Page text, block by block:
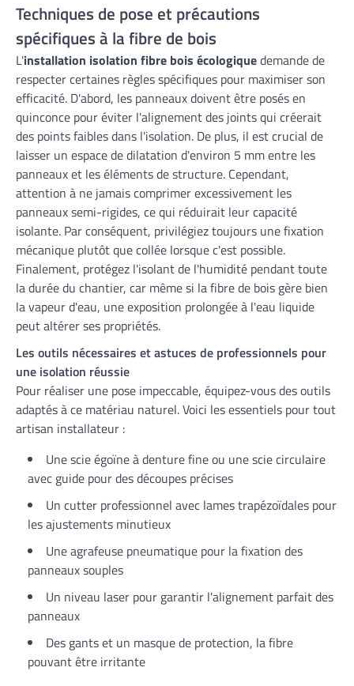
Techniques de pose et précautions
spécifiques à la fibre de bois
L'installation isolation fibre bois écologiquedemande de
respecter certaines règles spécifiques pour maximiser son
efficacité. D'abord, les panneaux doivent être posés en
quinconce pour éviter l'alignement des joints qui créerait
des points faibles dans l'isolation. De plus, il est crucial de
laisser un espace de dilatation d'environ 5 mm entre les
panneaux et les éléments de structure. Cependant,
attention à ne jamais comprimer excessivement les
panneaux semi-rigides, ce qui réduirait leur capacité
isolante. Par conséquent, privilégiez toujours une fixation
mécanique plutôt que collée lorsque c'est possible.
Finalement, protégez l'isolant de l'humidité pendant toute
la durée du chantier, car même si la fibre de bois gère bien
la vapeur d'eau, une exposition prolongée à l'eau liquide
peut altérer ses propriétés.
Les outils nécessaires et astuces de professionnels pour
une isolation réussie
Pour réaliser une pose impeccable, équipez-vous des outils
adaptés à ce matériau naturel. Voici les essentiels pour tout
artisan installateur :
Une scie égoïne à denture fine ou une scie circulaire
avec guide pour des découpes précises
Un cutter professionnel avec lames trapézoïdales pour
les ajustements minutieux
Une agrafeuse pneumatique pour la fixation des
panneaux souples
Un niveau laser pour garantir l'alignement parfait des
panneaux
Des gants et un masque de protection, la fibre
pouvant être irritante